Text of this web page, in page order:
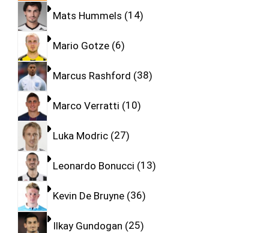
Mats Hummels 14
Mario Gotze 6
Marcus Rashford 38
Marco Verratti 10
Luka Modric 27
Leonardo Bonucci 13
Kevin De Bruyne 36
Ilkay Gundogan 25